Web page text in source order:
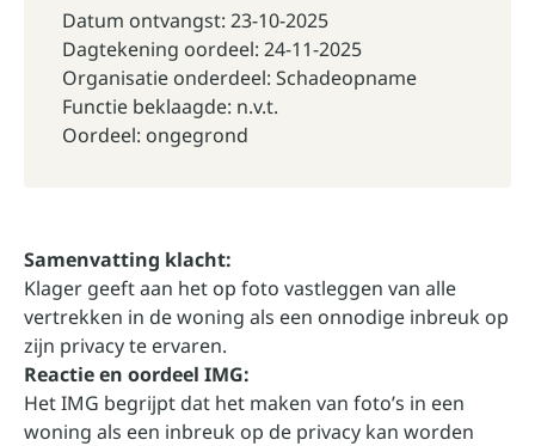
Datum ontvangst: 23-10-2025
Dagtekening oordeel: 24-11-2025
Organisatie onderdeel: Schadeopname
Functie beklaagde: n.v.t.
Oordeel: ongegrond
Samenvatting klacht:
Klager geeft aan het op foto vastleggen van alle
vertrekken in de woning als een onnodige inbreuk op
zijn privacy te ervaren.
Reactie en oordeel IMG:
Het IMG begrijpt dat het maken van foto’s in een
woning als een inbreuk op de privacy kan worden